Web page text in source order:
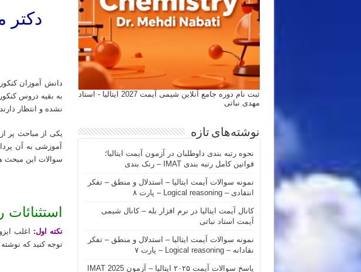
دکتر
دانش آموزان
به بقیه دروس
نشده و انتظار
یکی از مباحث پر
آموزشی به آن
سوالات این
استثنائات
نکته اول:
توجه کنید که
ثبت نام دوره جامع آنلاین شیمی آیمت 2027 ایتالیا - استاد
مهدی نباتی
نوشته‌های تازه
نحوه رتبه بندی داوطلبان در آزمون آیمت ایتالیا؛
قوانین کامل رتبه بندی IMAT – رنک بندی
نمونه سوالات آیمت ایتالیا – استدلال و منطق – تفکر
انتقادی – Logical reasoning – پارت ۸
کانال آیمت ایتالیا در نرم افزار بله – کانال شیمی
آیمت استاد نباتی
نمونه سوالات آیمت ایتالیا – استدلال و منطق – تفکر
نقادانه – Logical reasoning – پارت ۷
پاسخ سوالات آیمت ۲۰۲۵ ایتالیا – آزمون IMAT 2025